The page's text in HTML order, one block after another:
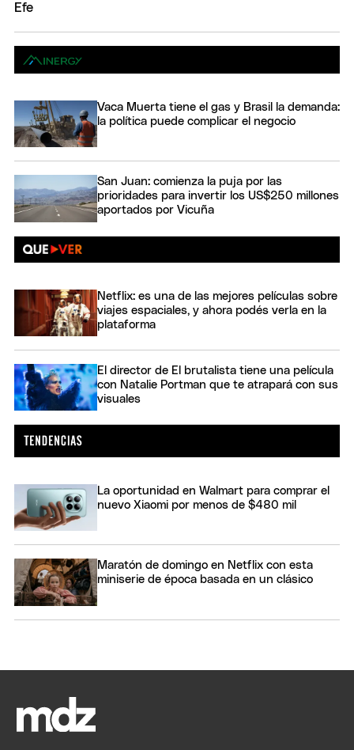
Vaca Muerta tiene el gas y Brasil la demanda:
la política puede complicar el negocio
San Juan: comienza la puja por las
prioridades para invertir los US$250 millones
aportados por Vicuña
Netflix: es una de las mejores películas sobre
viajes espaciales, y ahora podés verla en la
plataforma
El director de El brutalista tiene una película
con Natalie Portman que te atrapará con sus
visuales
La oportunidad en Walmart para comprar el
nuevo Xiaomi por menos de $480 mil
Maratón de domingo en Netflix con esta
miniserie de época basada en un clásico